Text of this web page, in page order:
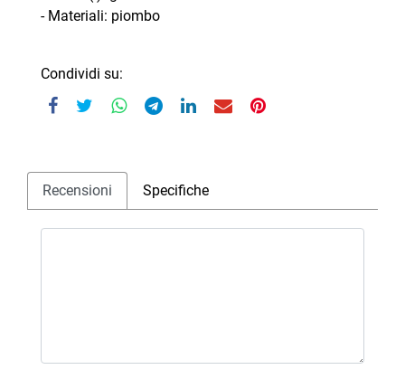
- Materiali: piombo
Condividi su:
Recensioni Specifiche